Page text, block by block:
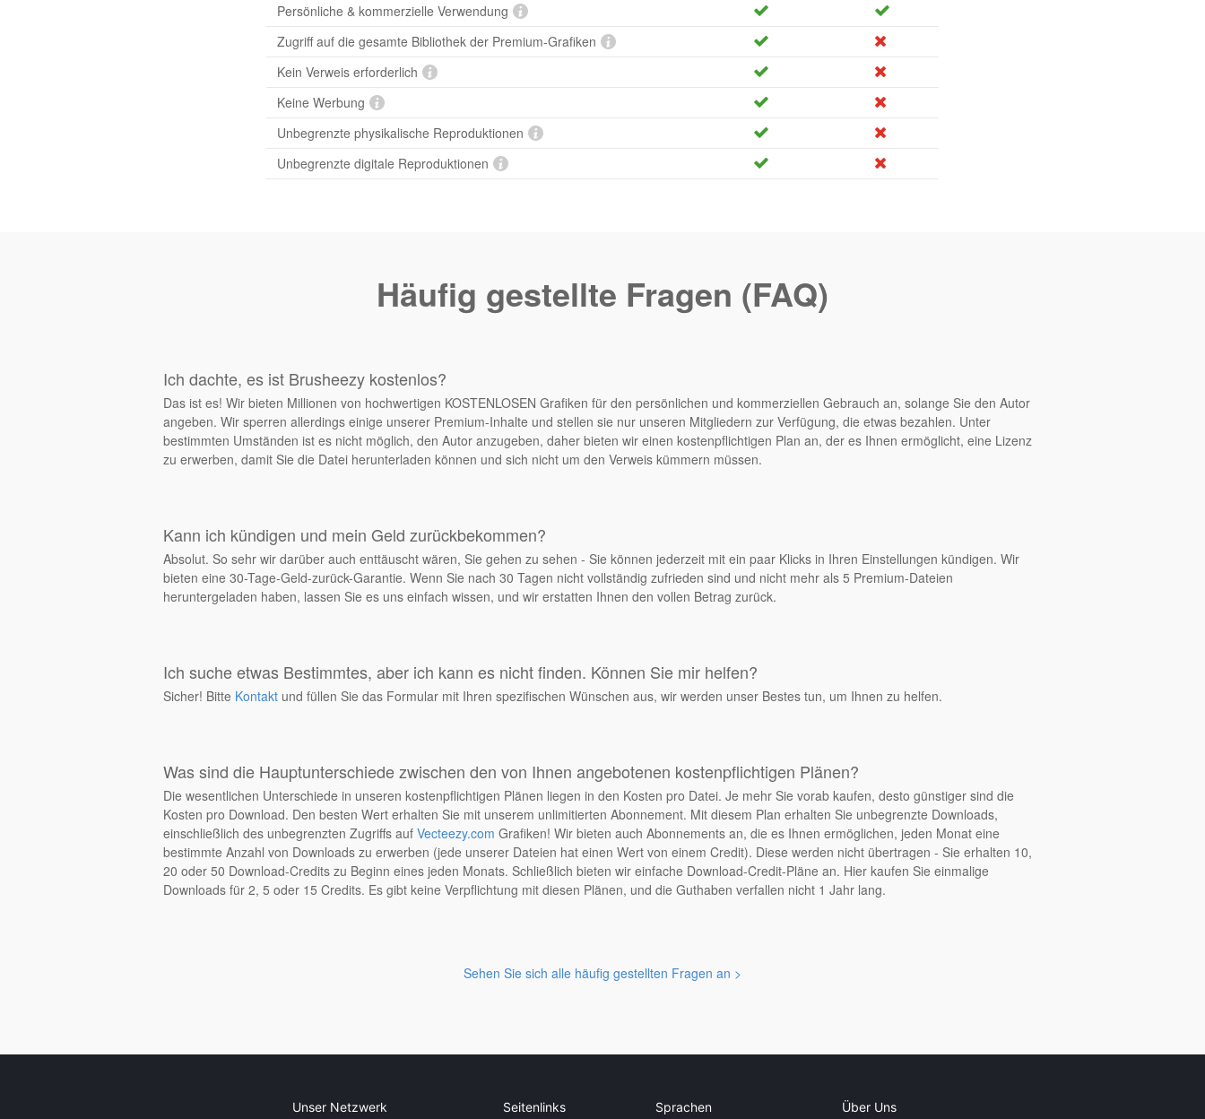
Persönliche & kommerzielle Verwendung
Zugriff auf die gesamte Bibliothek der Premium-Grafiken
Kein Verweis erforderlich
Keine Werbung
Unbegrenzte physikalische Reproduktionen
Unbegrenzte digitale Reproduktionen
Häufig gestellte Fragen (FAQ)
Ich dachte, es ist Brusheezy kostenlos?
Das ist es! Wir bieten Millionen von hochwertigen KOSTENLOSEN Grafiken für den persönlichen und kommerziellen Gebrauch an, solange Sie den Autor
angeben. Wir sperren allerdings einige unserer Premium-Inhalte und stellen sie nur unseren Mitgliedern zur Verfügung, die etwas bezahlen. Unter
bestimmten Umständen ist es nicht möglich, den Autor anzugeben, daher bieten wir einen kostenpflichtigen Plan an, der es Ihnen ermöglicht, eine Lizenz
zu erwerben, damit Sie die Datei herunterladen können und sich nicht um den Verweis kümmern müssen.
Kann ich kündigen und mein Geld zurückbekommen?
Absolut. So sehr wir darüber auch enttäuscht wären, Sie gehen zu sehen - Sie können jederzeit mit ein paar Klicks in Ihren Einstellungen kündigen. Wir
bieten eine 30-Tage-Geld-zurück-Garantie. Wenn Sie nach 30 Tagen nicht vollständig zufrieden sind und nicht mehr als 5 Premium-Dateien
heruntergeladen haben, lassen Sie es uns einfach wissen, und wir erstatten Ihnen den vollen Betrag zurück.
Ich suche etwas Bestimmtes, aber ich kann es nicht finden. Können Sie mir helfen?
Sicher! Bitte Kontakt und füllen Sie das Formular mit Ihren spezifischen Wünschen aus, wir werden unser Bestes tun, um Ihnen zu helfen.
Was sind die Hauptunterschiede zwischen den von Ihnen angebotenen kostenpflichtigen Plänen?
Die wesentlichen Unterschiede in unseren kostenpflichtigen Plänen liegen in den Kosten pro Datei. Je mehr Sie vorab kaufen, desto günstiger sind die
Kosten pro Download. Den besten Wert erhalten Sie mit unserem unlimitierten Abonnement. Mit diesem Plan erhalten Sie unbegrenzte Downloads,
einschließlich des unbegrenzten Zugriffs auf Vecteezy.com Grafiken! Wir bieten auch Abonnements an, die es Ihnen ermöglichen, jeden Monat eine
bestimmte Anzahl von Downloads zu erwerben (jede unserer Dateien hat einen Wert von einem Credit). Diese werden nicht übertragen - Sie erhalten 10,
20 oder 50 Download-Credits zu Beginn eines jeden Monats. Schließlich bieten wir einfache Download-Credit-Pläne an. Hier kaufen Sie einmalige
Downloads für 2, 5 oder 15 Credits. Es gibt keine Verpflichtung mit diesen Plänen, und die Guthaben verfallen nicht 1 Jahr lang.
Sehen Sie sich alle häufig gestellten Fragen an >
Unser Netzwerk Seitenlinks Sprachen Über Uns